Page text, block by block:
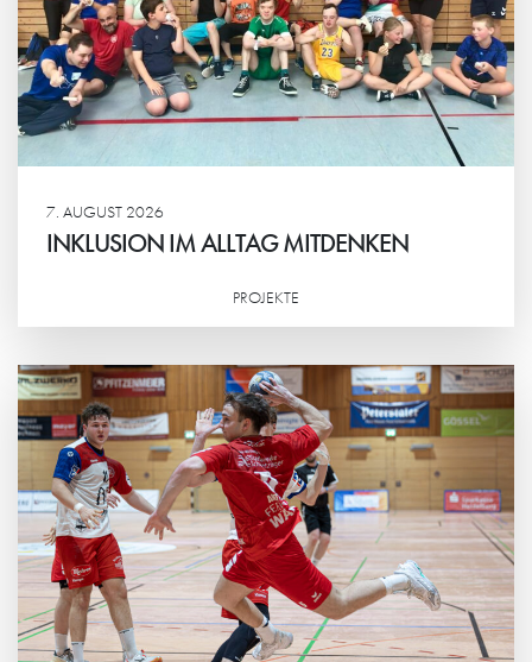
7. AUGUST 2026
INKLUSION IM ALLTAG MITDENKEN
PROJEKTE